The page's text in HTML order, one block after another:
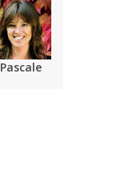
Pascale